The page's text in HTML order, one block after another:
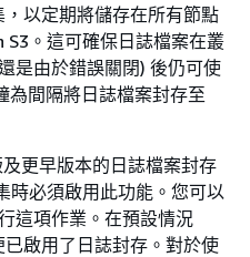
以定期將儲存在所有節點
S3。這可確保日誌檔案在叢
是由於錯誤關閉) 後仍可使
為間隔將日誌檔案封存至
更早版本的日誌檔案封存
時必須啟用此功能。您可以
這項作業。在預設情況
啟用了日誌封存。對於使